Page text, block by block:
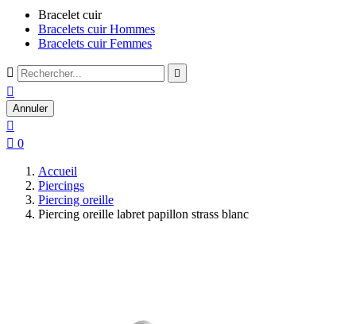
Bracelet cuir
Bracelets cuir Hommes
Bracelets cuir Femmes
 

Annuler

 0
Accueil
Piercings
Piercing oreille
Piercing oreille labret papillon strass blanc